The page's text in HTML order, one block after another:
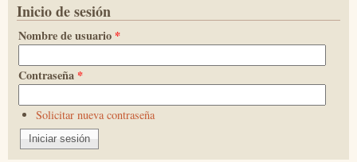
Inicio de sesión
Nombre de usuario *
Contraseña *
Solicitar nueva contraseña